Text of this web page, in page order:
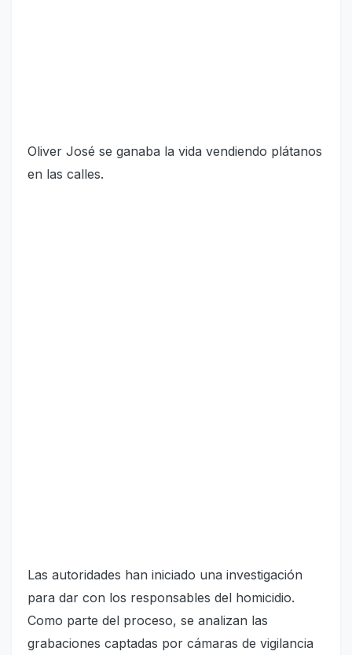
Oliver José se ganaba la vida vendiendo plátanos
en las calles.
Las autoridades han iniciado una investigación
para dar con los responsables del homicidio.
Como parte del proceso, se analizan las
grabaciones captadas por cámaras de vigilancia